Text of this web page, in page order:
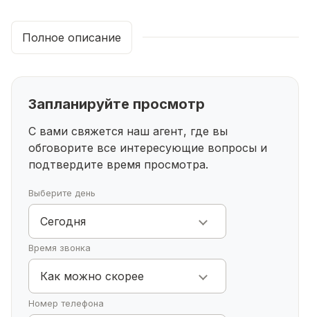
предоставить вам самые выгодные сделки! И это
одна из них!
Площадь участков по 6 соток каждый
Участки правильной прямоугольной формы.
Любая форма оплаты: наличные, ипотека,
сертификаты
Отличный выбор для строительства загородного
дома или коттеджа в живописном месте
ИНФРАСТРУКТУРА:
Участок находится в тихом и экологически
Полное описание
Запланируйте просмотр
С вами свяжется наш агент, где вы
обговорите все интересующие вопросы и
подтвердите время просмотра.
Выберите день
Сегодня
Время звонка
Как можно скорее
Номер телефона